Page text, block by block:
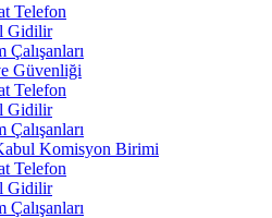
Telefon
Gidilir
Çalışanları
Güvenliği
Telefon
Gidilir
Çalışanları
Komisyon Birimi
Telefon
Gidilir
Çalışanları